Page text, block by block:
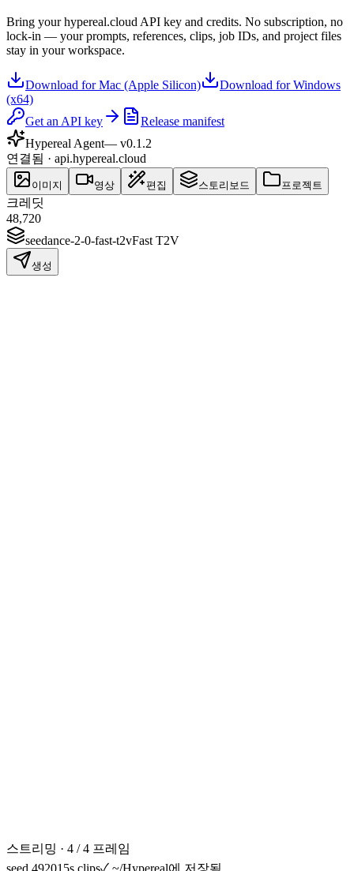
Bring your hypereal.cloud API key and credits. No subscription, no
lock-in — your prompts, references, clips, job IDs, and project files
stay in your workspace.
Download for Mac (Apple Silicon)
Download for Windows
(x64)
Get an API key
Release manifest
Hypereal Agent— v0.1.2
연결됨 · api.hypereal.cloud
이미지 영상 편집 스토리보드 프로젝트
크레딧
48,720
seedance-2-0-fast-t2vFast T2V
생성
스트리밍 · 4 / 4 프레임